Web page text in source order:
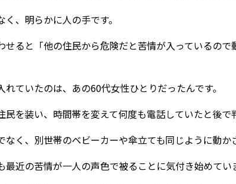
、明らかに人の手です。
せると「他の住民から危険だと苦情が入っているので
ていたのは、あの60代女性ひとりだったんです。
民を装い、時間帯を変えて何度も電話していたと後で
なく、別世帯のベビーカーや傘立ても同じように動か
最近の苦情が一人の声色で被ることに気付き始めてい